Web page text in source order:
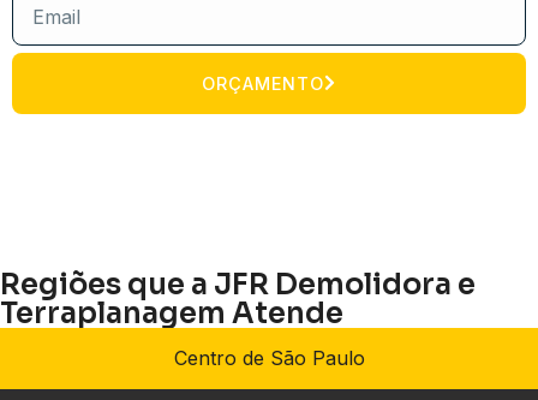
ORÇAMENTO
Regiões que a JFR Demolidora e
Terraplanagem Atende
Centro de São Paulo